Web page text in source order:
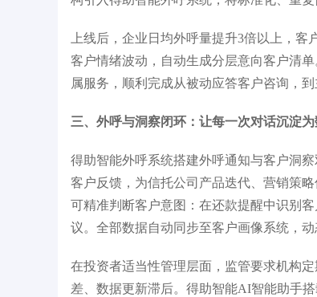
上线后，企业日均外呼量提升3倍以上，
客户情绪波动，自动生成分层意向客户清
属服务，顺利完成从被动应答客户咨询，
三、外呼与洞察闭环：让每一次对话沉淀
得助智能外呼系统搭建外呼通知与客户洞
客户反馈，为信托公司产品迭代、营销策
可精准判断客户意图：在还款提醒中识别
议。全部数据自动同步至客户画像系统，
在投资者适当性管理层面，监管要求机构
差、数据更新滞后。得助智能AI智能助手